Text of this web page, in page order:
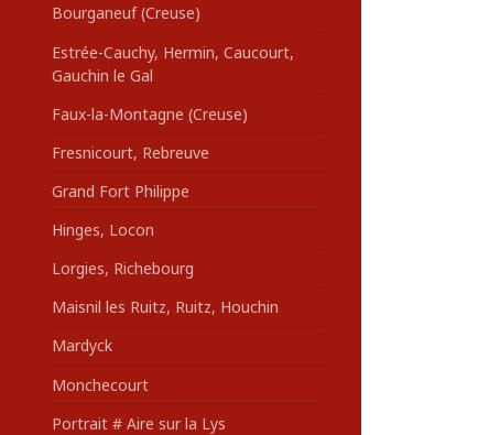
Bourganeuf (Creuse)
Estrée-Cauchy, Hermin, Caucourt,
Gauchin le Gal
Faux-la-Montagne (Creuse)
Fresnicourt, Rebreuve
Grand Fort Philippe
Hinges, Locon
Lorgies, Richebourg
Maisnil les Ruitz, Ruitz, Houchin
Mardyck
Monchecourt
Portrait # Aire sur la Lys